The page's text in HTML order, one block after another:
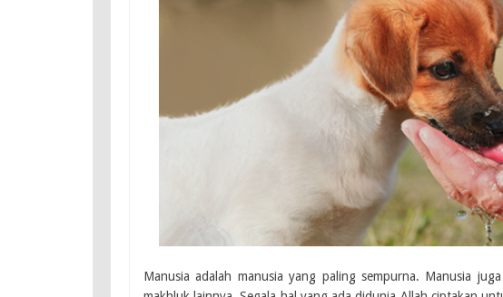
Manusia adalah manusia yang paling sempurna. Manusia